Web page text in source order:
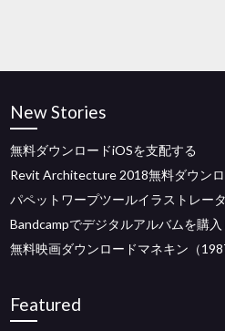
New Stories
無料ダウンロードiOSを支配する
Revit Architecture 2018無料ダウン
パペットワープツールイラストレー
Bandcampでデジタルアルバムを購
無料映画ダウンロードマネキン（
Featured